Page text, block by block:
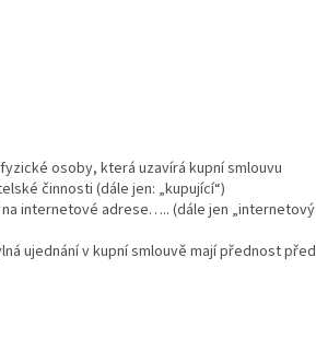
osoby, která uzavírá kupní smlouvu
činnosti (dále jen: „kupující“)
internetové adrese….. (dále jen „internetový
ujednání v kupní smlouvě mají přednost před